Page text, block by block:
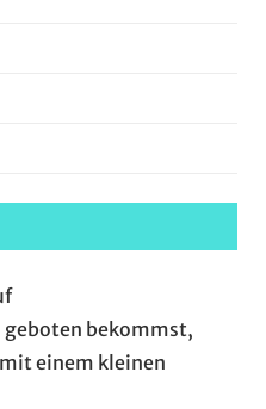
bekommst,
einem kleinen